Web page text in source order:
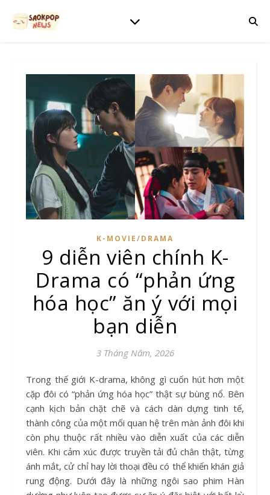
K-MOVIE/DRAMA
9 diễn viên chính K-
Drama có “phản ứng
hóa học” ăn ý với mọi
bạn diễn
3 Tháng Năm, 2026
Trong thế giới K-drama, không gì cuốn hút hơn một
cặp đôi có “phản ứng hóa học” thật sự bùng nổ. Bên
cạnh kịch bản chặt chẽ và cách dàn dựng tinh tế,
thành công của một mối quan hệ trên màn ảnh đôi khi
còn phụ thuộc rất nhiều vào diễn xuất của các diễn
viên. Khi cảm xúc được truyền tải đủ chân thật, từng
ánh mắt, cử chỉ hay lời thoại đều có thể khiến khán giả
rung động. Dưới đây là những ngôi sao phim Hàn